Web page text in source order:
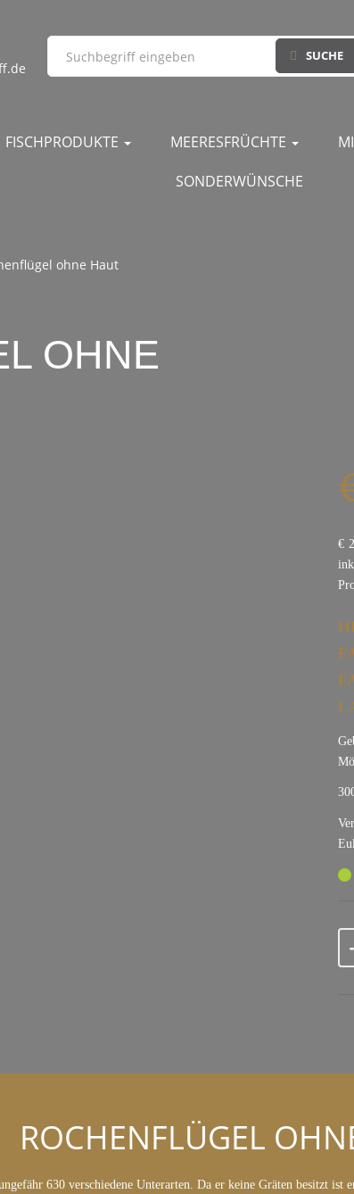
SUCHE
FISCHPRODUKTE MEERESFRÜCHTE
SONDERWÜNSCHE
ohne Haut
OHNE
€
ROCHENFLÜGEL
630 verschiedene Unterarten. Da er keine Gräten besitzt ist